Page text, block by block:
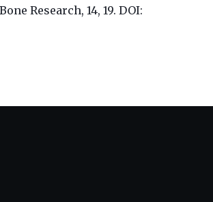
Bone Research, 14, 19. DOI: